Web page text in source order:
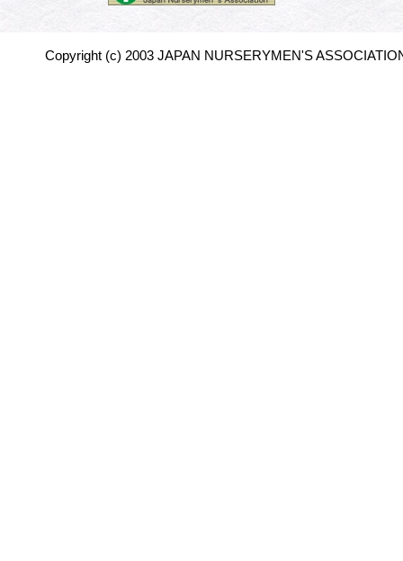
Copyright (c) 2003 JAPAN NURSERYMEN'S